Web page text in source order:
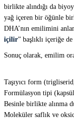
birlikte alındığı da
yağ içeren bir öğünle
DHA’nın emilimini
içilir” başlıklı içeriğe
Sonuç olarak, emilim
Taşıyıcı form
Formülasyon tipi
Besinle birlikte alınma
Moleküler saflık ve